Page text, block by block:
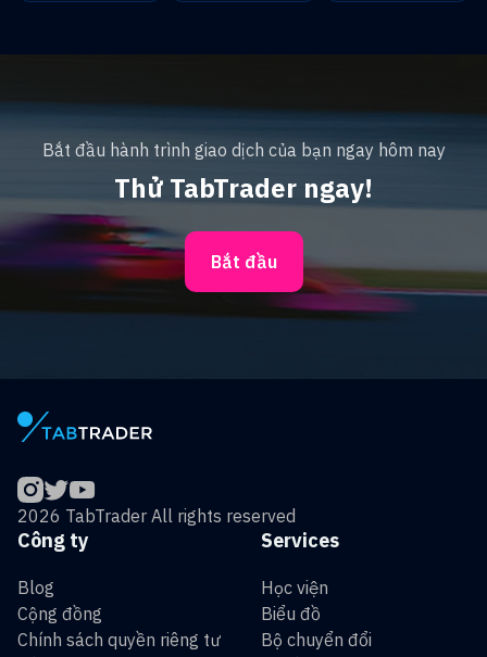
Bắt đầu hành trình giao dịch của bạn ngay hôm nay
Thử TabTrader ngay!
Bắt đầu
2026 TabTrader All rights reserved
Services
Học viện
Biểu đồ
Bộ chuyển đổi
Công ty
Blog
Cộng đồng
Chính sách quyền riêng tư